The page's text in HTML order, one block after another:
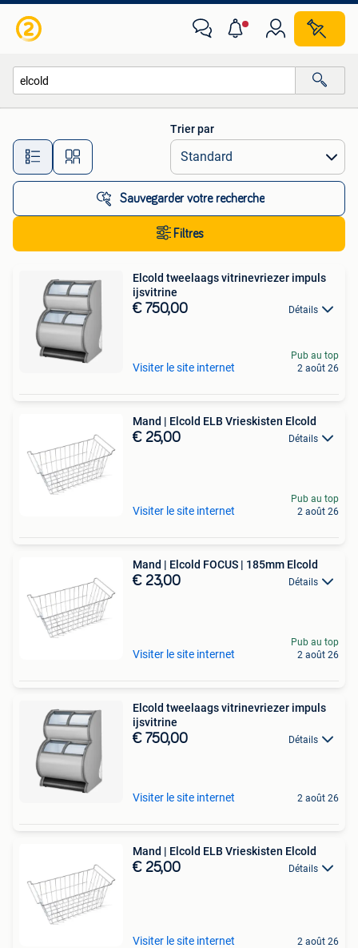
Toutes les distances…
Trier par
Sauvegarder votre recherche
Filtres
Elcold tweelaags vitrinevriezer impuls
ijsvitrine
€ 750,00 Détails
Visiter le site internet
Pub au top
2 août 26
Mand | Elcold ELB Vrieskisten Elcold
€ 25,00 Détails
Visiter le site internet
Pub au top
2 août 26
Mand | Elcold FOCUS | 185mm Elcold
€ 23,00 Détails
Visiter le site internet
Pub au top
2 août 26
Elcold tweelaags vitrinevriezer impuls
ijsvitrine
€ 750,00 Détails
Visiter le site internet 2 août 26
Mand | Elcold ELB Vrieskisten Elcold
€ 25,00 Détails
Visiter le site internet 2 août 26